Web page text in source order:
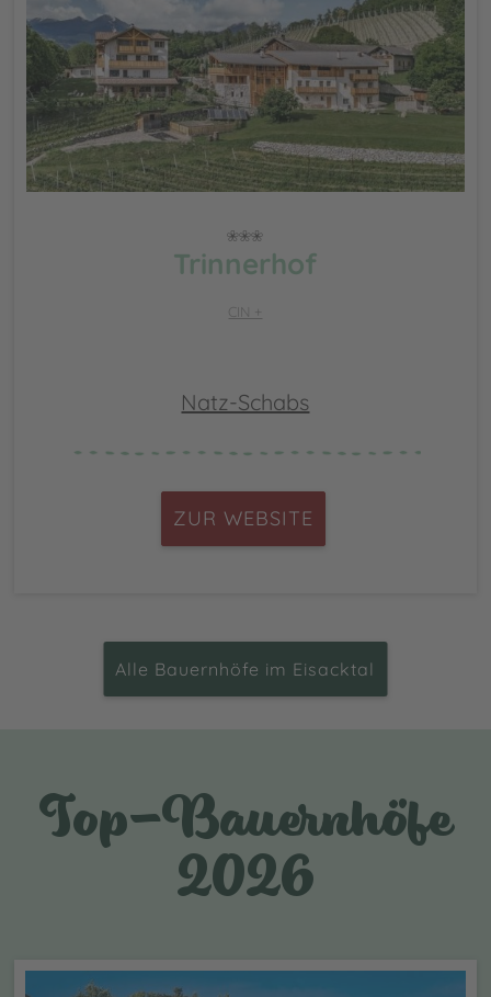
Trinnerhof
CIN +
Natz-Schabs
ZUR WEBSITE
Alle Bauernhöfe im Eisacktal
Top-Bauernhöfe
2026